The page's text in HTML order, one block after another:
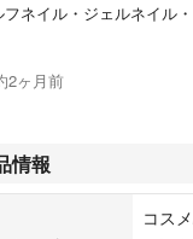
フネイル・ジェルネイル
イルパーツ：30個＋おまけ
ラー／デザイン：画像を
2ヶ月前
情報
コス